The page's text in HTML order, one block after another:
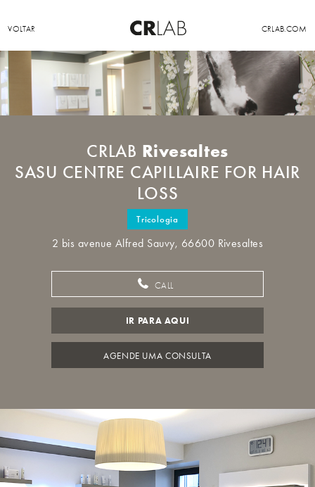
VOLTAR CRLAB.COM
CRLAB Rivesaltes
SASU CENTRE CAPILLAIRE FOR HAIR
LOSS
Tricologia
2 bis avenue Alfred Sauvy, 66600 Rivesaltes
CALL
IR PARA AQUI
AGENDE UMA CONSULTA